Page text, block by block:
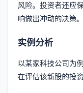
风险。投资者还应
响做出冲动的决策。
实例分析
以某家科技公司为
在评估该新股的投